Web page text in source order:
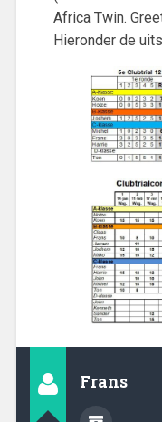
Africa Twin.
Hieronder de
Frans